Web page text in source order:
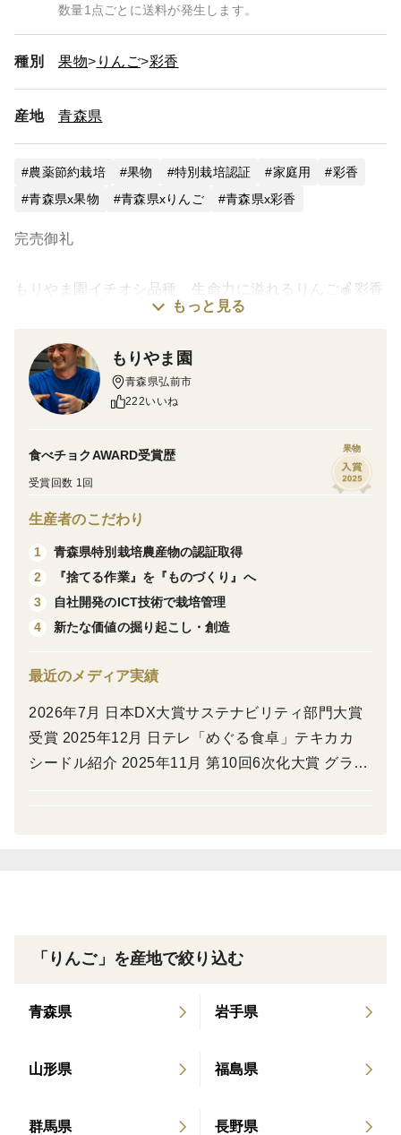
数量1点ごとに送料が発生します。
種別 果物 りんご 彩香
産地 青森県
農薬節約栽培 果物 特別栽培認証 家庭用
彩香
青森県x果物
青森県xりんご 青森県x彩香
完売御礼
もりやま園イチオシ品種 生命力に溢れるりんご🍎彩香
彩香は病気に強く、自己摘果性を持つりんごです。
パンチのある酸味が特徴で、渋みもあり大人の味わいの
りんごです。
用にも人気がありますが、
酸っぱいりんごがお好きな方はぜひそのまま食べてみて
ください♪
のが入ります。皮をむいたり、部分的に取り除かないと
や味は「良品」と変わりません。ご自宅で食べていただ
くには問題のない範囲のものをお詰めします。
節減対象農薬：当地比50%減
もりやま園のりんごは全て青森県から特別栽培農産物の
軽く水洗いして皮ごとお召し上がりください。
もっと見る
もりやま園
青森県弘前市
222いいね
食べチョクAWARD受賞歴
受賞回数 1回
果物
生産者のこだわり
1
青森県特別栽培農産物の認証取得
2
『捨てる作業』を『ものづくり』へ
3
自社開発のICT技術で栽培管理
4
新たな価値の掘り起こし・創造
最近のメディア実績
2026年7月 日本DX大賞サステナビリティ部門大賞
受賞 2025年12月 日テレ「めぐる食卓」テキカカ
シードル紹介 2025年11月 第10回6次化大賞 グラン
「テキカカシードル ライチ」 2023年10月 BS11
い名店－』 第25回 出演：常盤貴子さん 日本料理界
お料理に合うお酒としてテキカカシードルが紹介さ
「りんご」を産地で絞り込む
青森県 岩手県
山形県 福島県
群馬県 長野県